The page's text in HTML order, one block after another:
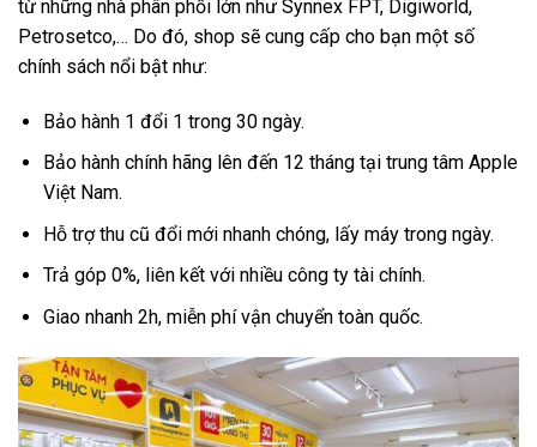
từ những nhà phân phối lớn như Synnex FPT, Digiworld,
Petrosetco,… Do đó, shop sẽ cung cấp cho bạn một số
chính sách nổi bật như:
Bảo hành 1 đổi 1 trong 30 ngày.
Bảo hành chính hãng lên đến 12 tháng tại trung tâm Apple
Việt Nam.
Hỗ trợ thu cũ đổi mới nhanh chóng, lấy máy trong ngày.
Trả góp 0%, liên kết với nhiều công ty tài chính.
Giao nhanh 2h, miễn phí vận chuyển toàn quốc.